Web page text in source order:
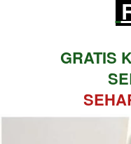
GRATIS